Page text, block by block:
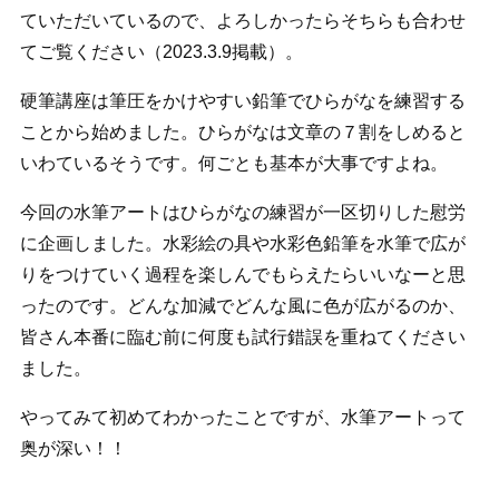
ていただいているので、よろしかったらそちらも合わせ
てご覧ください（2023.3.9掲載）。
硬筆講座は筆圧をかけやすい鉛筆でひらがなを練習する
ことから始めました。ひらがなは文章の７割をしめると
いわているそうです。何ごとも基本が大事ですよね。
今回の水筆アートはひらがなの練習が一区切りした慰労
に企画しました。水彩絵の具や水彩色鉛筆を水筆で広が
りをつけていく過程を楽しんでもらえたらいいなーと思
ったのです。どんな加減でどんな風に色が広がるのか、
皆さん本番に臨む前に何度も試行錯誤を重ねてください
ました。
やってみて初めてわかったことですが、水筆アートって
奥が深い！！